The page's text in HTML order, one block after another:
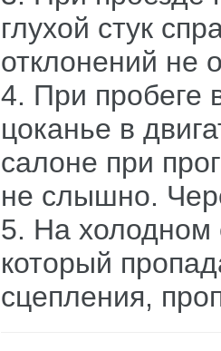
глухой стук
отклонений не
4. При пробеге
цоканье в
салоне при
не слышно.
5. На холодном
который
сцепления,